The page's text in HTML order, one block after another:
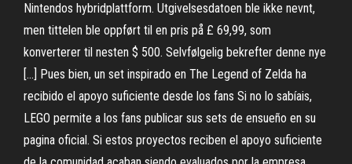
Nintendos hybridplattform. Utgivelsesdatoen ble ikke nevnt,
men tittelen ble oppført til en pris på £ 69,99, som
konverterer til nesten $ 500. Selvfølgelig bekrefter denne nye
[…] Pues bien, un set inspirado en The Legend of Zelda ha
recibido el apoyo suficiente desde los fans Si no lo sabíais,
LEGO permite a los fans publicar sus sets de ensueño en su
pagina oficial. Si estos proyectos reciben el apoyo suficiente